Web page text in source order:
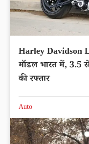
Harley Davidson
मॉडल भारत में, 3.5
की रफ्तार
Auto